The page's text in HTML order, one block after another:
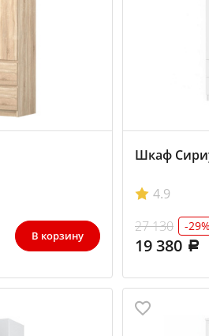
В корзину
Шкаф
4.9
27 130
-29%
19 380